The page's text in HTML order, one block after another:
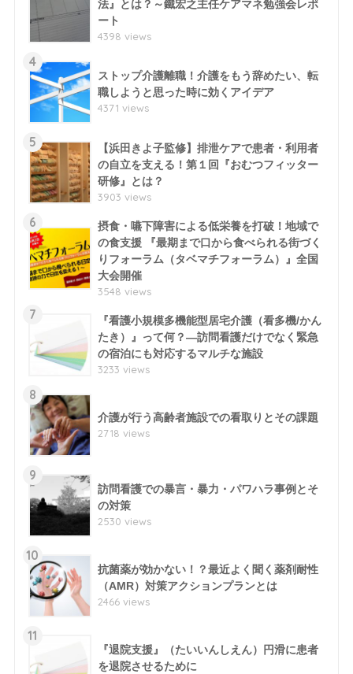
法』とは？～鐵宏之主任ケアマネ勉強会レポ
ート
4398 views
4
ストップ介護離職！介護をもう辞めたい、転
職しようと思った時に効くアイデア
4371 views
5
【浜田きよ子監修】排泄ケアで患者・利用者
の自立を支える！第１回『おむつフィッター
研修』とは？
3903 views
6
摂食・嚥下障害による低栄養を打破！地域で
の食支援 『最期まで口から食べられる街づく
りフォーラム（タベマチフォーラム）』全国
大会開催
3548 views
7
『看護小規模多機能型居宅介護（看多機/かん
たき）』って何？―訪問看護だけでなく緊急
の宿泊にも対応するマルチな施設
3233 views
8
介護が行う高齢者施設での看取りとその課題
2718 views
9
訪問看護での暴言・暴力・パワハラ事例とそ
の対策
2530 views
10
抗菌薬が効かない！？最近よく聞く薬剤耐性
（AMR）対策アクションプランとは
2466 views
11
『退院支援』（たいいんしえん）円滑に患者
を退院させるために